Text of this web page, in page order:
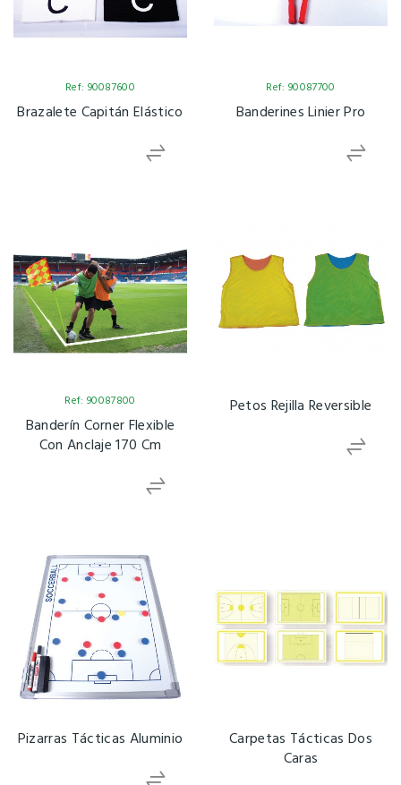
Ref: 90087600
Brazalete Capitán Elástico
Ref: 90087700
Banderines Linier Pro
Ref: 90087800
Banderín Corner Flexible
Con Anclaje 170 Cm
Petos Rejilla Reversible
Pizarras Tácticas Aluminio
Carpetas Tácticas Dos
Caras